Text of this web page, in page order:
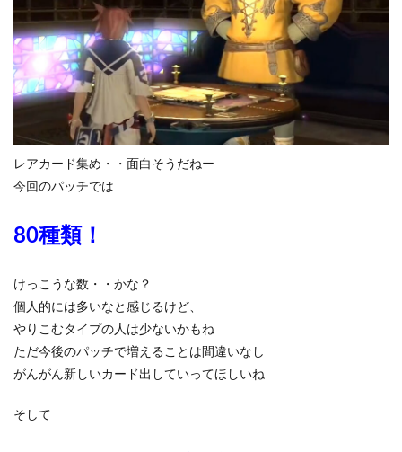
レアカード集め・・面白そうだねー
今回のパッチでは
80種類！
けっこうな数・・かな？
個人的には多いなと感じるけど、
やりこむタイプの人は少ないかもね
ただ今後のパッチで増えることは間違いなし
がんがん新しいカード出していってほしいね
そして